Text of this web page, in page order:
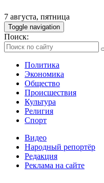
7 августа, пятница
Toggle navigation
Поиск:
Политика
Экономика
Общество
Происшествия
Культура
Религия
Спорт
Видео
Народный репортёр
Редакция
Реклама на сайте